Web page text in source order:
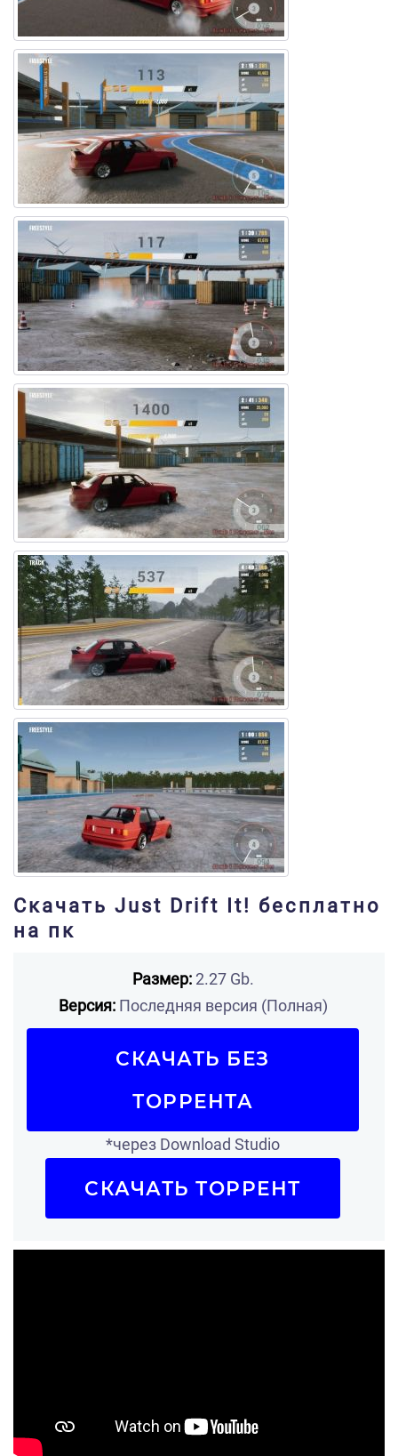
Скачать Just Drift It! бесплатно
на пк
Размер:2.27 Gb.
Версия:Последняя версия (Полная)
СКАЧАТЬ БЕЗ
ТОРРЕНТА
*через Download Studio
СКАЧАТЬ ТОРРЕНТ